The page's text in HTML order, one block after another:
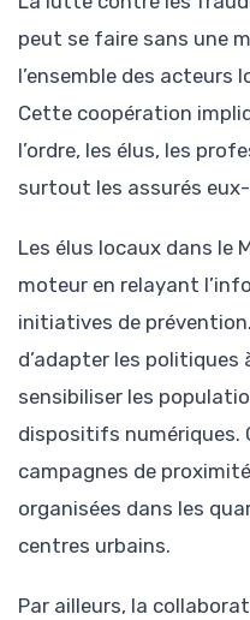
peut se faire sans une
l’ensemble des acteurs
Cette coopération
l’ordre, les élus, les
surtout les assurés
Les élus locaux dans le
moteur en relayant
initiatives de
d’adapter les
sensibiliser les
dispositifs numériques.
campagnes de
organisées dans les
centres urbains.
Par ailleurs, la